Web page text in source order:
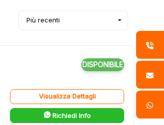
Più recenti
DISPONIBILE
Visualizza Dettagli
Richiedi Info